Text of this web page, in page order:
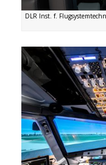
DLR Inst. f.